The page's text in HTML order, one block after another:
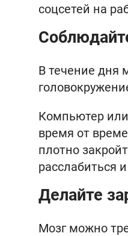
соцсетей на
В течение дня
Компьютер
время от
плотно
расслабиться
Делайте
Мозг можно